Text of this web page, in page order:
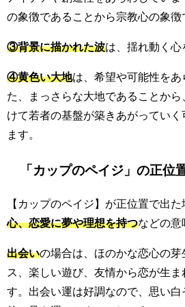
の象徴であることから宗教心の象徴
③背景に描かれた波は、揺れ動く心
④黄色い大地は、希望や可能性をあ
た、まっさらな大地であることか
けて若者の基盤が築きあがってい
ます。
「カップのペイジ」の正位
【カップのペイジ】が正位置で出た
心、恋愛に夢や理想を持つなどの意
出会いの場合は、ほのかな恋心の
ス、楽しい遊び、友情から恋が生ま
す。出会い運は好調なので、思い